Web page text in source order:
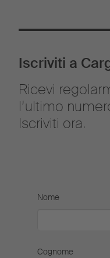
Iscriviti a
Ricevi
l’ultimo
Iscriviti ora.
Nome
Cognome